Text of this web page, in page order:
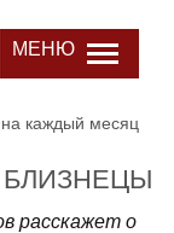
МЕНЮ
на каждый месяц
БЛИЗНЕЦЫ
расскажет о